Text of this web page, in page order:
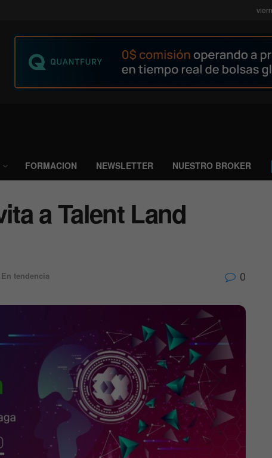
FORMACION NEWSLETTER NUESTRO BROKER
a Talent Land
En tendencia 0